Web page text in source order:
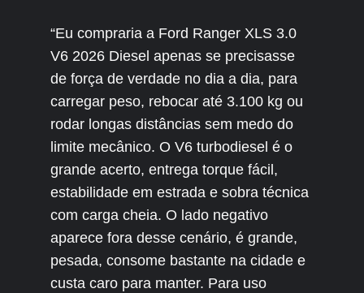
“Eu compraria a Ford Ranger XLS 3.0
V6 2026 Diesel apenas se precisasse
de força de verdade no dia a dia, para
carregar peso, rebocar até 3.100 kg ou
rodar longas distâncias sem medo do
limite mecânico. O V6 turbodiesel é o
grande acerto, entrega torque fácil,
estabilidade em estrada e sobra técnica
com carga cheia. O lado negativo
aparece fora desse cenário, é grande,
pesada, consome bastante na cidade e
custa caro para manter. Para uso